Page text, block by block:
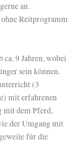
an.
Reitprogramm
9 Jahren, wobei
sein können.
(3
mit erfahrenen
mit dem Pferd,
der Umgang mit
für die